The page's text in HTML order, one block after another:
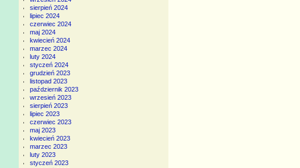
sierpień 2024
lipiec 2024
czerwiec 2024
maj 2024
kwiecień 2024
marzec 2024
luty 2024
styczeń 2024
grudzień 2023
listopad 2023
październik 2023
wrzesień 2023
sierpień 2023
lipiec 2023
czerwiec 2023
maj 2023
kwiecień 2023
marzec 2023
luty 2023
styczeń 2023